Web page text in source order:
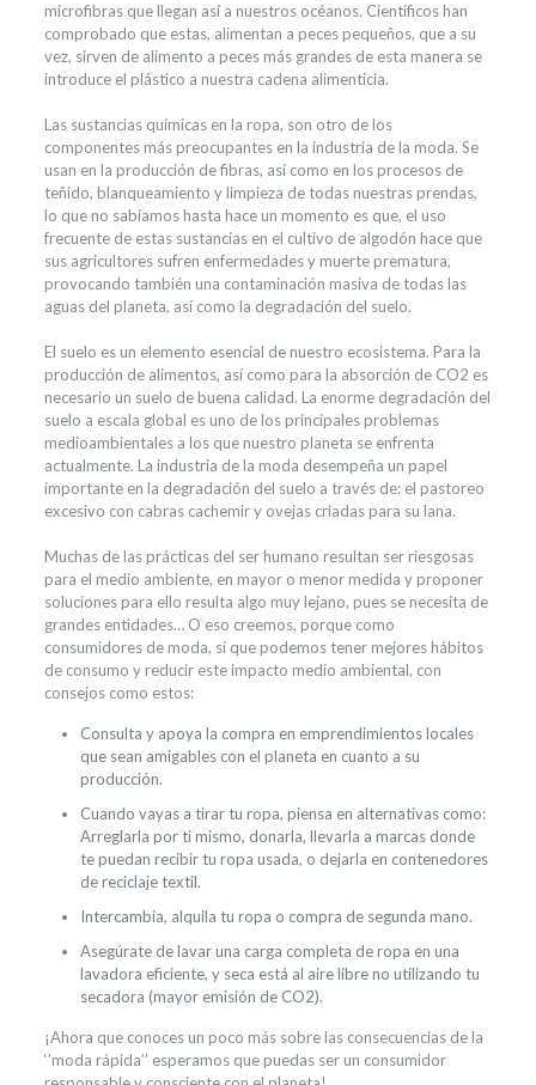
microfibras que llegan así a nuestros océanos. Científicos han
comprobado que estas, alimentan a peces pequeños, que a su
vez, sirven de alimento a peces más grandes de esta manera se
introduce el plástico a nuestra cadena alimenticia.
Las sustancias químicas en la ropa, son otro de los
componentes más preocupantes en la industria de la moda. Se
usan en la producción de fibras, así como en los procesos de
teñido, blanqueamiento y limpieza de todas nuestras prendas,
lo que no sabíamos hasta hace un momento es que, el uso
frecuente de estas sustancias en el cultivo de algodón hace que
sus agricultores sufren enfermedades y muerte prematura,
provocando también una contaminación masiva de todas las
aguas del planeta, así como la degradación del suelo.
El suelo es un elemento esencial de nuestro ecosistema. Para la
producción de alimentos, así como para la absorción de CO2 es
necesario un suelo de buena calidad. La enorme degradación del
suelo a escala global es uno de los principales problemas
medioambientales a los que nuestro planeta se enfrenta
actualmente. La industria de la moda desempeña un papel
importante en la degradación del suelo a través de: el pastoreo
excesivo con cabras cachemir y ovejas criadas para su lana.
Muchas de las prácticas del ser humano resultan ser riesgosas
para el medio ambiente, en mayor o menor medida y proponer
soluciones para ello resulta algo muy lejano, pues se necesita de
grandes entidades… O eso creemos, porque como
consumidores de moda, sí que podemos tener mejores hábitos
de consumo y reducir este impacto medio ambiental, con
consejos como estos:
Consulta y apoya la compra en emprendimientos locales
que sean amigables con el planeta en cuanto a su
producción.
Cuando vayas a tirar tu ropa, piensa en alternativas como:
Arreglarla por ti mismo, donarla, llevarla a marcas donde
te puedan recibir tu ropa usada, o dejarla en contenedores
de reciclaje textil.
Intercambia, alquila tu ropa o compra de segunda mano.
Asegúrate de lavar una carga completa de ropa en una
lavadora eficiente, y seca está al aire libre no utilizando tu
secadora (mayor emisión de CO2).
¡Ahora que conoces un poco más sobre las consecuencias de la
‘’moda rápida’’ esperamos que puedas ser un consumidor